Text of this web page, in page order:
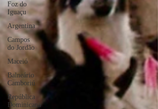
Foz do
Iguaçu
Argentina
Campos
do Jordão
Maceió
Balneário
Camboriú
República
Dominicana